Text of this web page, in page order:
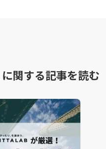
に関する記事を読む